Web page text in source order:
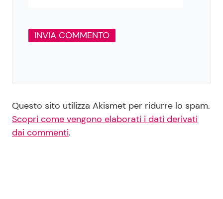
Questo sito utilizza Akismet per ridurre lo spam.
Scopri come vengono elaborati i dati derivati
dai commenti.